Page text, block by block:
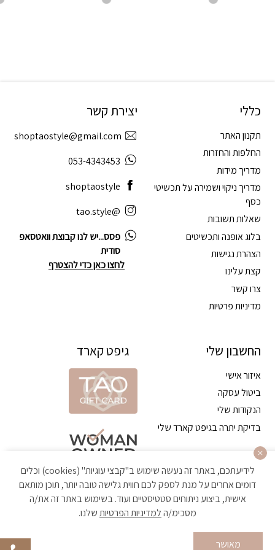
כללי
תקנון האתר
החלפות והחזרות
מדריך מידות
מדריך ניקוי ושמירה על תכשיטי
כסף
שאלות תשובות
בלוג אופנה ותכשיטים
הצהרת נגישות
קצת עלינו
צרו קשר
מדיניות פרטיות
החשבון שלי
איזור אישי
ביטול עסקה
הנקודות שלי
בדיקת יתרה בגיפט קארד שלי
יצירת קשר
shoptaostyle@gmail.com
053-4343453
shoptaostyle
@tao.style
פסס...יש לנו קבוצת וואטסאפ
סודית
לחצו כאן כדי להצטרף
גיפט קארד
הקניה באתר מאובטחת ועומדת בתקן האבטחה הגבוה ביותר
לידיעתכם, באתר זה נעשה שימוש ב"קבצי עוגיות" (cookies) וכלים
דומים אחרים על מנת לספק לכם חווית גלישה טובה יותר, תוכן מותאם
אישית, ביצוע ניתוחים סטטיסטיים ועוד. בשימוש באתר זה את/ה
מסכימ/הלמדיניות הפרטיותשלנו.
מאושר